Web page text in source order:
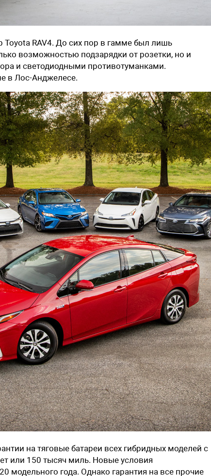
Toyota RAV4. До сих пор в гамме был лишь
возможностью подзарядки от розетки, но и
и светодиодными противотуманками.
в Лос-Анджелесе.
на тяговые батареи всех гибридных моделей с
или 150 тысяч миль. Новые условия
модельного года. Однако гарантия на все прочие